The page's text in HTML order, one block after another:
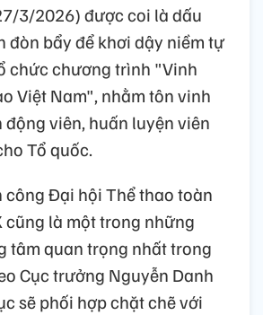
3/2026) được coi là dấu
đòn bẩy để khơi dậy niềm tự
chức chương trình "Vinh
Việt Nam", nhằm tôn vinh
động viên, huấn luyện viên
Tổ quốc.
công Đại hội Thể thao toàn
cũng là một trong những
tâm quan trọng nhất trong
Cục trưởng Nguyễn Danh
sẽ phối hợp chặt chẽ với